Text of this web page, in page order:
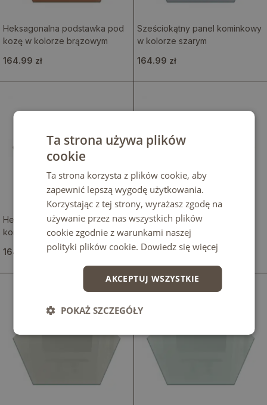
Heksagonalna podstawka pod
kozę w kolorze brązowym
164.99 zł
Sześciokątny panel kominkowy
w kolorze szarym
164.99 zł
Heksagonalna płyta pod
kominek ze szkła hartowanego
w kolorze brązowym
164.99 zł
Heksagonalna płyta pod piec
wolnostojący w kolorze
różowym
164.99 zł
Ta strona używa plików
cookie
Ta strona korzysta z plików cookie, aby
zapewnić lepszą wygodę użytkowania.
Korzystając z tej strony, wyrażasz zgodę na
używanie przez nas wszystkich plików
cookie zgodnie z warunkami naszej
polityki plików cookie. Dowiedz się więcej
AKCEPTUJ WSZYSTKIE
POKAŻ SZCZEGÓŁY